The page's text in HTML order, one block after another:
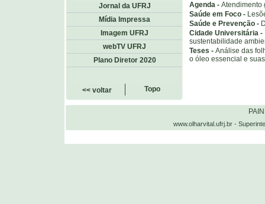
Agenda - Atendimento
Saúde em Foco -
Saúde e Prevenção -
Cidade Universitária -
sustentabilidade
Teses - Análise das
o óleo essencial e
Jornal da UFRJ
Mídia Impressa
Imagem UFRJ
webTV UFRJ
Plano Diretor 2020
<< voltar Topo
www.olharvital.ufrj.br -